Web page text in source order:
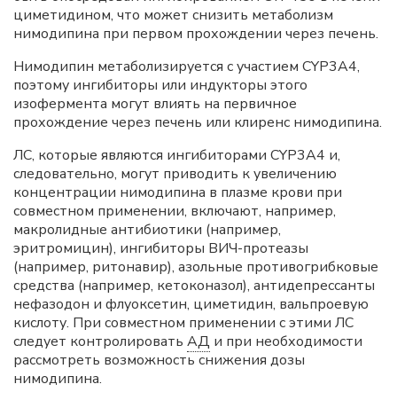
циметидином, что может снизить метаболизм
нимодипина при первом прохождении через печень.
Нимодипин метаболизируется c участием CYP3A4,
поэтому ингибиторы или индукторы этого
изофермента могут влиять на первичное
прохождение через печень или клиренс нимодипина.
ЛС, которые являются ингибиторами CYP3A4 и,
следовательно, могут приводить к увеличению
концентрации нимодипина в плазме крови при
совместном применении, включают, например,
макролидные антибиотики (например,
эритромицин), ингибиторы ВИЧ-протеазы
(например, ритонавир), азольные противогрибковые
средства (например, кетоконазол), антидепрессанты
нефазодон и флуоксетин, циметидин, вальпроевую
кислоту. При совместном применении с этими ЛС
следует контролировать АД и при необходимости
рассмотреть возможность снижения дозы
нимодипина.